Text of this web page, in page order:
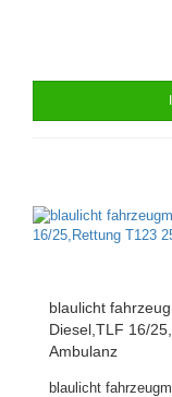
blaulicht
Diesel,TLF 16/
Ambulanz
blaulicht